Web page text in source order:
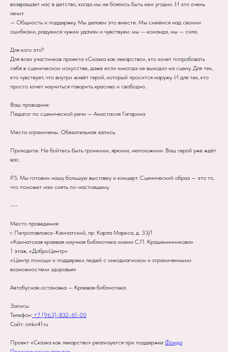
возвращает нас в детство, когда мы не боялись быть кем угодно. И это очень
лечит.
— Общность и поддержку. Мы делаем это вместе. Мы смеёмся над своими
ошибками, радуемся чужим удачам и чувствуем: мы — команда, мы — сила.
Для кого это?
Для всех участников проекта «Сказка как лекарство», кто хочет попробовать
себя в сценическом искусстве, даже если никогда не выходил на сцену. Для тех,
кто чувствует, что внутри живёт герой, который просится наружу. И для тех, кто
просто хочет научиться говорить красиво и свободно.
Ваш проводник:
Педагог по сценической речи — Анастасия Гагарина
Места ограничены. Обязательная запись.
Приходите. Не бойтесь быть громкими, яркими, непохожими. Ваш герой уже ждёт
вас.
P.S. Мы готовим нашу большую выставку и концерт. Сценический образ — это то,
что поможет нам сиять по-настоящему.
---
Место проведения:
г. Петропавловск-Камчатский, пр. Карла Маркса, д. 33/1
«Камчатская краевая научная библиотека имени С.П. Крашенинникова»
1 этаж, «ДоброЦентр»
«Центр помощи и поддержки людей с онкодиагнозом и ограниченными
возможностями здоровья»
Автобусная остановка — Краевая библиотека.
Запись:
Телефон: +7 (963)-832-61-00
Сайт: onko41.ru
Проект «Сказка как лекарство» реализуется при поддержке Фонда